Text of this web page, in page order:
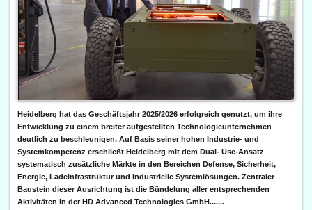
Heidelberg hat das Geschäftsjahr 2025/2026 erfolgreich genutzt, um ihre
Entwicklung zu einem breiter aufgestellten Technologieunternehmen
deutlich zu beschleunigen. Auf Basis seiner hohen Industrie- und
Systemkompetenz erschließt Heidelberg mit dem Dual- Use-Ansatz
systematisch zusätzliche Märkte in den Bereichen Defense, Sicherheit,
Energie, Ladeinfrastruktur und industrielle Systemlösungen. Zentraler
Baustein dieser Ausrichtung ist die Bündelung aller entsprechenden
Aktivitäten in der HD Advanced Technologies GmbH.......